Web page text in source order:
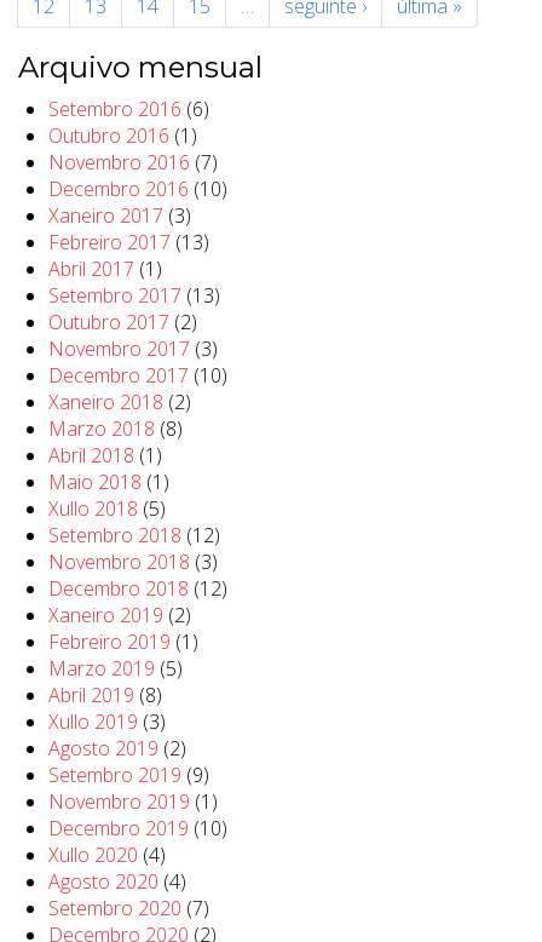
12 13 14 15 … seguinte › última »
Arquivo mensual
Setembro 2016 (6)
Outubro 2016 (1)
Novembro 2016 (7)
Decembro 2016 (10)
Xaneiro 2017 (3)
Febreiro 2017 (13)
Abril 2017 (1)
Setembro 2017 (13)
Outubro 2017 (2)
Novembro 2017 (3)
Decembro 2017 (10)
Xaneiro 2018 (2)
Marzo 2018 (8)
Abril 2018 (1)
Maio 2018 (1)
Xullo 2018 (5)
Setembro 2018 (12)
Novembro 2018 (3)
Decembro 2018 (12)
Xaneiro 2019 (2)
Febreiro 2019 (1)
Marzo 2019 (5)
Abril 2019 (8)
Xullo 2019 (3)
Agosto 2019 (2)
Setembro 2019 (9)
Novembro 2019 (1)
Decembro 2019 (10)
Xullo 2020 (4)
Agosto 2020 (4)
Setembro 2020 (7)
Decembro 2020 (2)